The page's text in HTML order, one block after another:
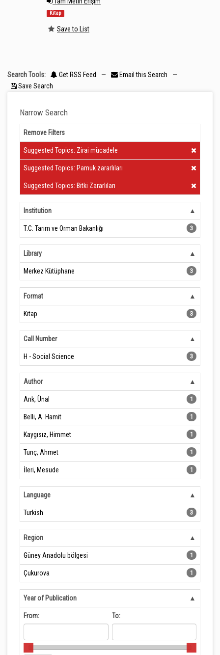
Kitap
Save to List
Search Tools: Get RSS Feed — Email this Search
—
Save Search
Narrow Search
Remove Filters
Clear Filter
Suggested Topics: Zirai mücadele
Clear Filter
Suggested Topics: Pamuk zararlıları
Clear Filter
Suggested Topics: Bitki Zararlıları
Institution
T.C. Tarım ve Orman Bakanlığı 3
Library
Merkez Kütüphane 3
Format
Kitap 3
Call Number
H - Social Science 3
Author
Arık, Ünal 1
Belli, A. Hamit 1
Kaygısız, Himmet 1
Tunç, Ahmet 1
İleri, Mesude 1
Language
Turkish 3
Region
Güney Anadolu bölgesi 1
Çukurova 1
Year of Publication
From: To: